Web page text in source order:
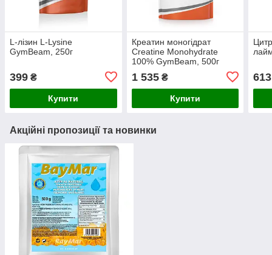
L-лізин L-Lysine
GymBeam, 250г
399 ₴
Купити
Креатин моногідрат
Creatine Monohydrate
100% GymBeam, 500г
1 535₴
Купити
613
Акційні пропозиції та новинки